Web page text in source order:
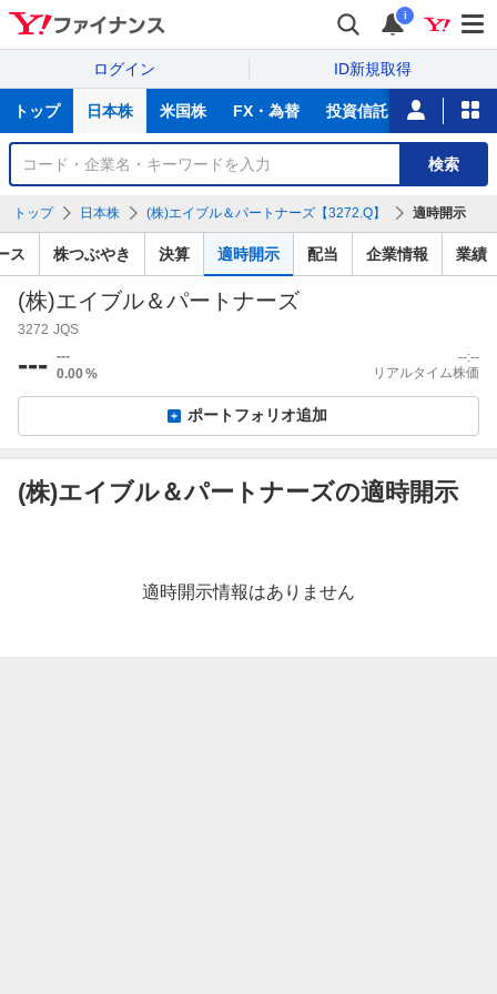
i
ログイン ID新規取得
サ
トップ 日本株 米国株 FX・為替 投資信託 ニュース
銘
検
索
検索
トップ 日本株 (株)エイブル＆パートナーズ【3272.Q】 適時開示
ス 株つぶやき 決算 適時開示 配当 企業情報 業績
(株)エイブル＆パートナーズ
3272 JQS
--- ---
0.00%
--:--
リアルタイム株価
ポートフォリオ追加
(株)エイブル＆パートナーズの適時開示
報
適時開示情報はありません